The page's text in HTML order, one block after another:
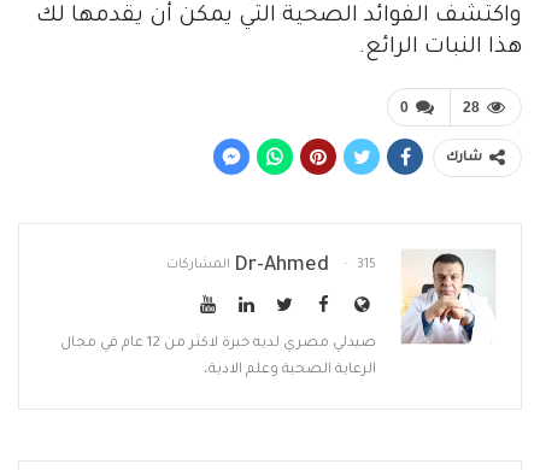
واكتشف الفوائد الصحية التي يمكن أن يقدمها لك
هذا النبات الرائع.
0 28
شارك
Dr-Ahmed 315 المشاركات
صيدلي مصري لديه خبرة لاكثر من 12 عام في مجال
الرعاية الصحية وعلم الادية،